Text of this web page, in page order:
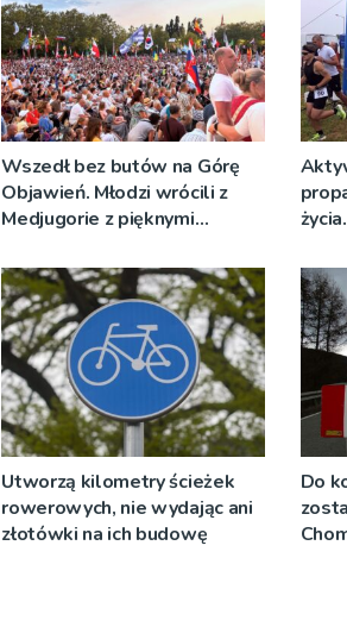
Wszedł bez butów na Górę
Objawień. Młodzi wrócili z
Medjugorie z pięknymi
Utworzą kilometry ścieżek
rowerowych, nie wydając ani
złotówki na ich budowę
Do